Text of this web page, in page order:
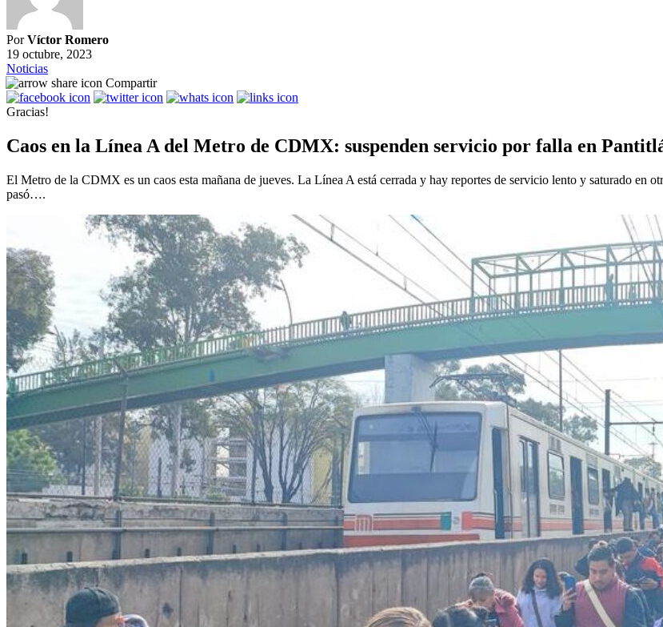
PorVíctor Romero
19 octubre, 2023
Noticias
Compartir
Gracias!
Caos en la Línea A del Metro de CDMX: suspenden servicio por falla en
El Metro de la CDMX es un caos esta mañana de jueves. La Línea A está cerrada y hay reportes de servicio lento y saturado en
pasó….